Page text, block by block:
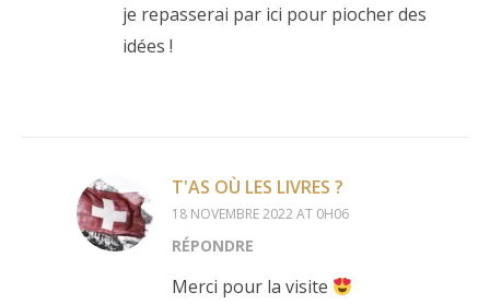
je repasserai par ici pour piocher des
idées !
T'AS OÙ LES LIVRES ?
18 NOVEMBRE 2022 AT 0H06
RÉPONDRE
Merci pour la visite